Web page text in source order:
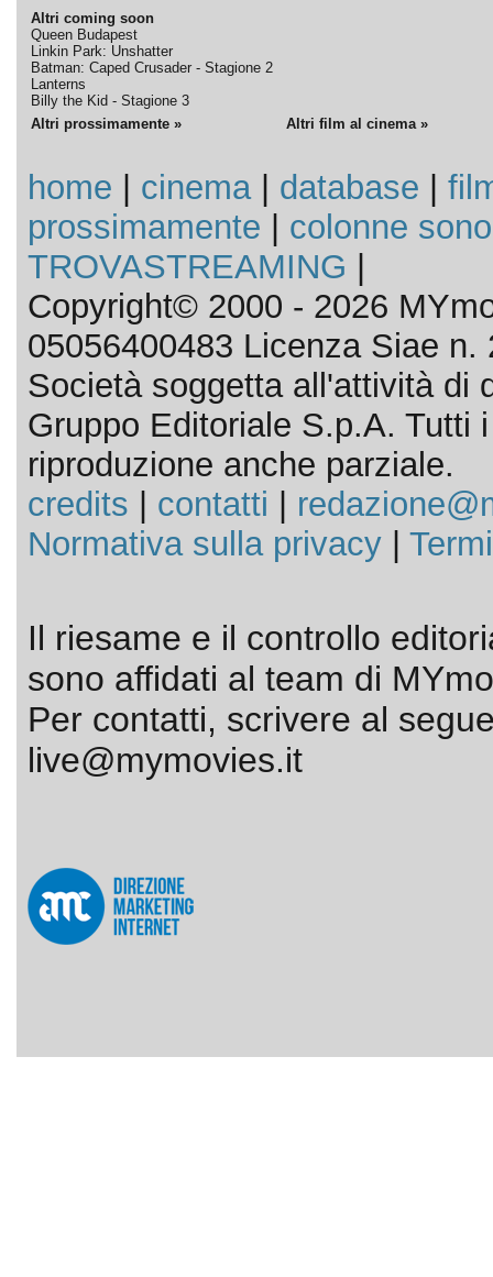
Altri coming soon
Queen Budapest
Linkin Park: Unshatter
Batman: Caped Crusader - Stagione 2
Lanterns
Billy the Kid - Stagione 3
Altri prossimamente » Altri film al cinema »
home cinema| database
prossimamente
colonne
TROVASTREAMING
Copyright© 2000 - 2026
05056400483 Licenza Siae n.
Società soggetta all'attività di
Gruppo Editoriale S.p.A. Tutti
riproduzione anche parziale.
credits
contatti
Normativa sulla privacy|
Il riesame e il controllo
sono affidati al team di
Per contatti, scrivere al
live@mymovies.it